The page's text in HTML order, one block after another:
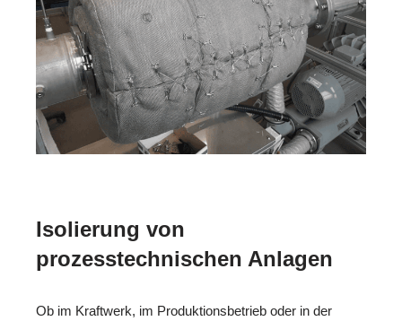
Isolierung von
prozesstechnischen Anlagen
Ob im Kraftwerk, im Produktionsbetrieb oder in der